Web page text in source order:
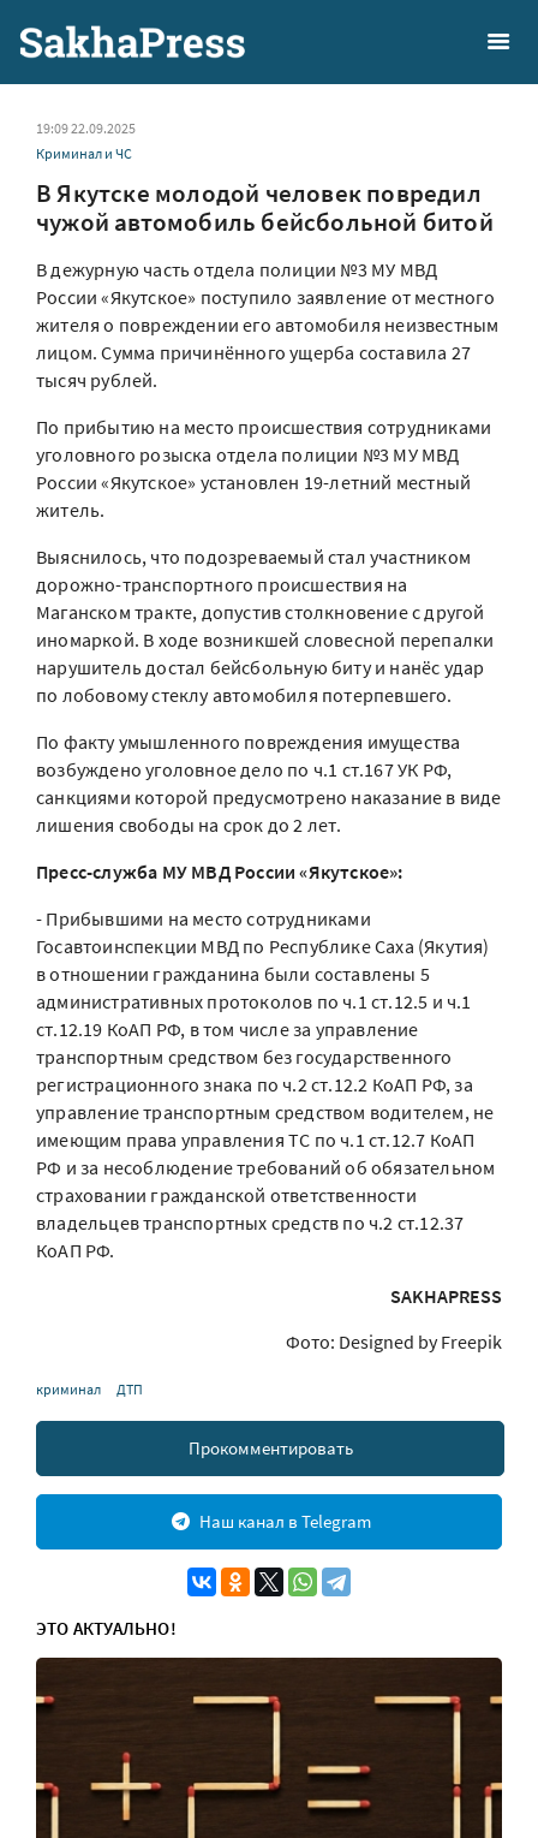
19:09 22.09.2025
Криминал и ЧС
В Якутске молодой человек повредил
чужой автомобиль бейсбольной битой
В дежурную часть отдела полиции №3 МУ МВД
России «Якутское» поступило заявление от местного
жителя о повреждении его автомобиля неизвестным
лицом. Сумма причинённого ущерба составила 27
тысяч рублей.
По прибытию на место происшествия сотрудниками
уголовного розыска отдела полиции №3 МУ МВД
России «Якутское» установлен 19-летний местный
житель.
Выяснилось, что подозреваемый стал участником
дорожно-транспортного происшествия на
Маганском тракте, допустив столкновение с другой
иномаркой. В ходе возникшей словесной перепалки
нарушитель достал бейсбольную биту и нанёс удар
по лобовому стеклу автомобиля потерпевшего.
По факту умышленного повреждения имущества
возбуждено уголовное дело по ч.1 ст.167 УК РФ,
санкциями которой предусмотрено наказание в виде
лишения свободы на срок до 2 лет.
Пресс-служба МУ МВД России «Якутское»:
- Прибывшими на место сотрудниками
Госавтоинспекции МВД по Республике Саха (Якутия)
в отношении гражданина были составлены 5
административных протоколов по ч.1 ст.12.5 и ч.1
ст.12.19 КоАП РФ, в том числе за управление
транспортным средством без государственного
регистрационного знака по ч.2 ст.12.2 КоАП РФ, за
управление транспортным средством водителем, не
имеющим права управления ТС по ч.1 ст.12.7 КоАП
РФ и за несоблюдение требований об обязательном
страховании гражданской ответственности
владельцев транспортных средств по ч.2 ст.12.37
КоАП РФ.
SAKHAPRESS
Фото: Designed by Freepik
криминал ДТП
Прокомментировать
Наш канал в Telegram
ЭТО АКТУАЛЬНО!